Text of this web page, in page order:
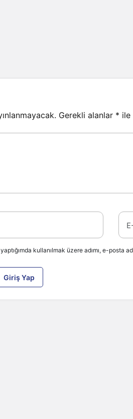
Gerekli alanlar * ile
kullanılmak üzere adımı, e-posta
Giriş Yap